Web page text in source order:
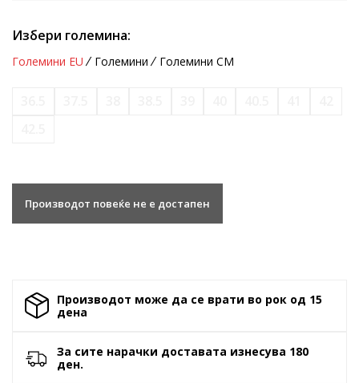
Избери големина:
Големини EU Големини Големини CM
Производот повеќе не е достапен
Производот може да се врати во рок од 15
денa
За сите нарачки доставата изнесува 180
ден.